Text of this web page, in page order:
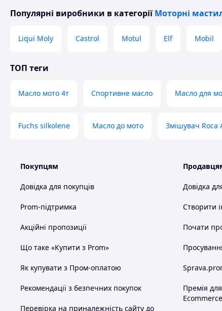
Популярні виробники в категорії Моторні
Liqui Moly Castrol Motul Elf Mobil
ТОП теги
Масло мото 4т Спортивне масло Масло для
Fuchs silkolene Масло до мото Змішувач Roca
Покупцям
Довідка для покупців
Prom-підтримка
Акційні пропозиції
Що таке «Купити з Prom»
Як купувати з Пром-оплатою
Рекомендації з безпечних покупок
Перевірка на приналежність сайту до
Довідка
Створити
Почати
Премія